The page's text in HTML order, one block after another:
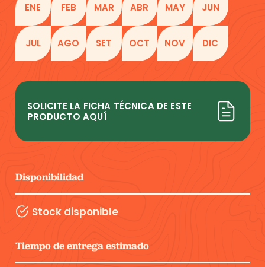
ENE FEB MAR ABR MAY JUN
JUL AGO SET OCT NOV DIC
SOLICITE LA FICHA TÉCNICA DE ESTE
PRODUCTO AQUÍ
Disponibilidad
Stock disponible
Tiempo de entrega estimado